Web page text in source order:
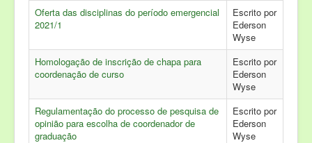
Oferta das disciplinas do período emergencial
2021/1
Escrito por
Ederson
Wyse
Homologação de inscrição de chapa para
coordenação de curso
Escrito por
Ederson
Wyse
Regulamentação do processo de pesquisa de
opinião para escolha de coordenador de
graduação
Escrito por
Ederson
Wyse